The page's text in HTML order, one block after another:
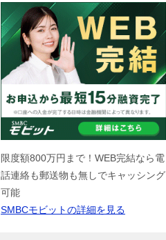
限度額800万円まで！WEB完結なら電
話連絡も郵送物も無しでキャッシング
可能
SMBCモビットの詳細を見る